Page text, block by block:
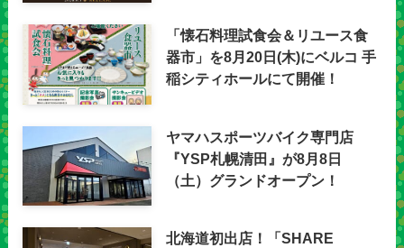
「懐石料理試食会＆リユース食
器市」を8月20日(木)にベルコ 手
稲シティホールにて開催！
ヤマハスポーツバイク専門店
『YSP札幌清田』が8月8日
（土）グランドオープン！
北海道初出店！「SHARE